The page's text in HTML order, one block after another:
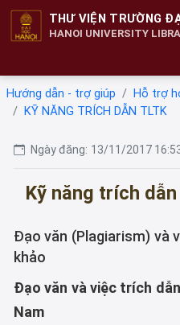
THƯ VIỆN TRƯỜNG
HANOI UNIVERSITY
Hướng dẫn - trợ giúp
Hỗ trợ
KỸ NĂNG TRÍCH DẪN TLTK
Ngày đăng: 13/11/2017
Kỹ năng trích
Đạo văn (Plagiarism) và
khảo
Đạo văn và việc trích
Nam